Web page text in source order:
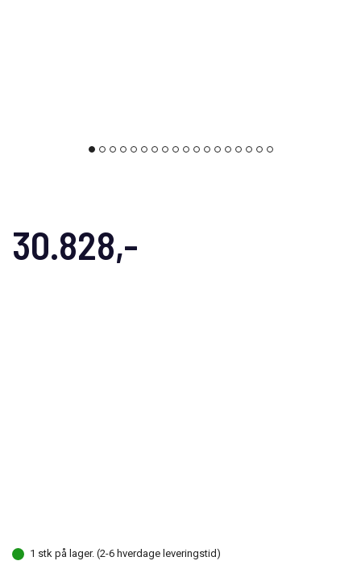
30.828,-
1 stk på lager. (2-6 hverdage leveringstid)